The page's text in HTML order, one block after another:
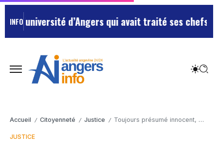
INFO d’Angers qui avait traité ses chefs de
Accueil / Citoyenneté / Justice / Toujours présumé innocent, Quel est le profil de Owen L, interrogé par la police dans le cadre du meurtre de la jeune Louise.
JUSTICE